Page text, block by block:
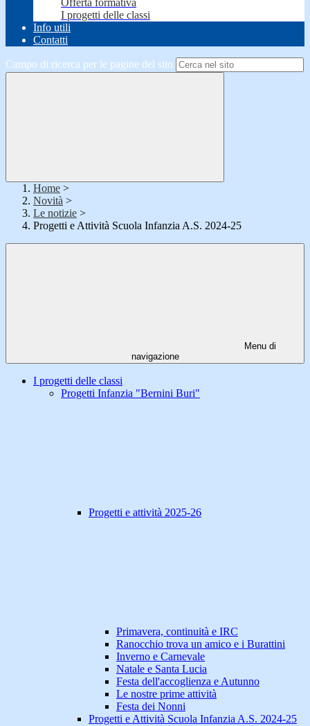
Offerta formativa
I progetti delle classi
Info utili
Contatti
Campo di ricerca per le pagine del sito
Home >
Novità >
Le notizie >
Progetti e Attività Scuola Infanzia A.S. 2024-25
Menu di
navigazione
I progetti delle classi
Progetti Infanzia "Bernini Buri"
Progetti e attività 2025-26
Primavera, continuità e IRC
Ranocchio trova un amico e i Burattini
Inverno e Carnevale
Natale e Santa Lucia
Festa dell'accoglienza e Autunno
Le nostre prime attività
Festa dei Nonni
Progetti e Attività Scuola Infanzia A.S. 2024-25